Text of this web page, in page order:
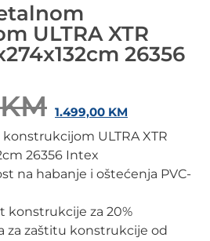
ULTRA XTR
26356
KM 1.499,00 KM
ULTRA XTR
26356 Intex
na habanje i oštećenja PVC-
konstrukcije za 20%
za zaštitu konstrukcije od